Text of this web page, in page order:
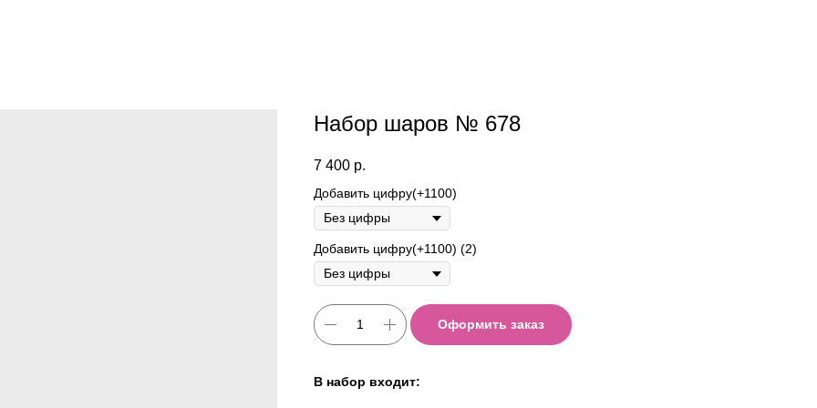
Набор шаров № 678
7 400 р.
Добавить цифру(+1100)
Добавить цифру(+1100) (2)
Оформить заказ
В набор входит: